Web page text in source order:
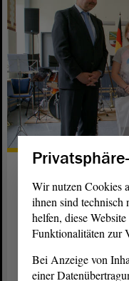
Europa aus
Jugendlichen
Wie ticken
die Europäische
Eine erste Antwort
Wir nutzen Cookies
ihnen sind technisch
helfen, diese
Funktionalitäten zur
Bei Anzeige von
einer